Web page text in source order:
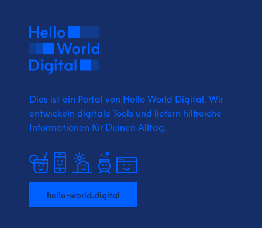
Dies ist ein Portal von Hello World Digital. Wir
entwickeln digitale Tools und liefern hilfreiche
Informationen für Deinen Alltag.
hello-world.digital